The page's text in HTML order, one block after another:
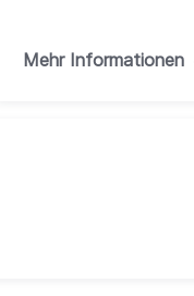
Mehr Informationen